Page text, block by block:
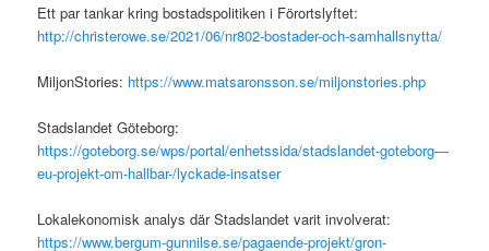
Ett par tankar kring bostadspolitiken i Förortslyftet:
http://christerowe.se/2021/06/nr802-bostader-och-samhallsnytta/
MiljonStories: https://www.matsaronsson.se/miljonstories.php
Stadslandet Göteborg:
https://goteborg.se/wps/portal/enhetssida/stadslandet-goteborg—
eu-projekt-om-hallbar-/lyckade-insatser
Lokalekonomisk analys där Stadslandet varit involverat:
https://www.bergum-gunnilse.se/pagaende-projekt/gron-